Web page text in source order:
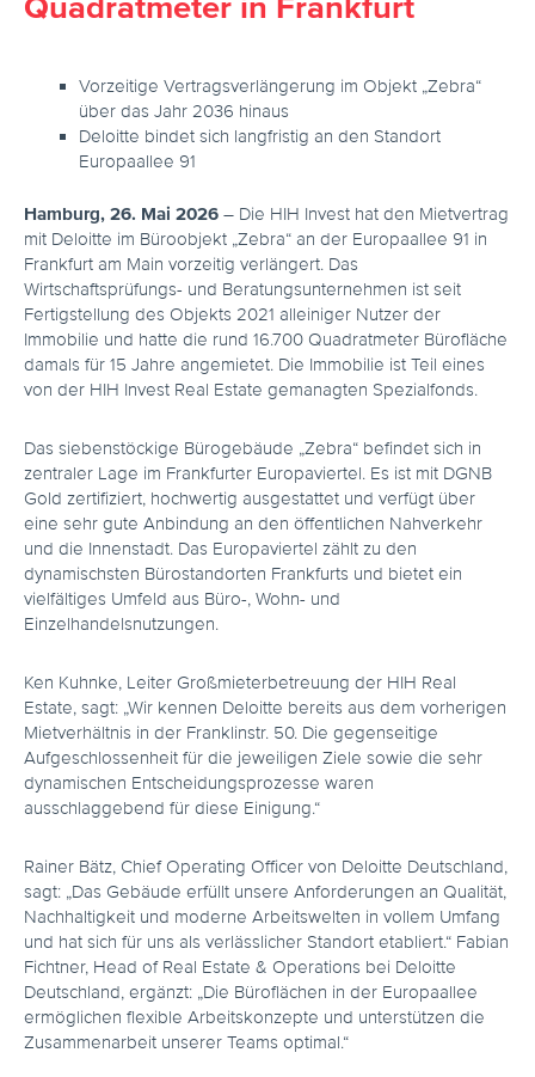
Vorzeitige Vertragsverlängerung im Objekt „Zebra“
über das Jahr 2036 hinaus
Deloitte bindet sich langfristig an den Standort
Europaallee 91
Hamburg, 26. Mai 2026 – Die HIH Invest hat den Mietvertrag
mit Deloitte im Büroobjekt „Zebra“ an der Europaallee 91 in
Frankfurt am Main vorzeitig verlängert. Das
Wirtschaftsprüfungs- und Beratungsunternehmen ist seit
Fertigstellung des Objekts 2021 alleiniger Nutzer der
Immobilie und hatte die rund 16.700 Quadratmeter Bürofläche
damals für 15 Jahre angemietet. Die Immobilie ist Teil eines
von der HIH Invest Real Estate gemanagten Spezialfonds.
Das siebenstöckige Bürogebäude „Zebra“ befindet sich in
zentraler Lage im Frankfurter Europaviertel. Es ist mit DGNB
Gold zertifiziert, hochwertig ausgestattet und verfügt über
eine sehr gute Anbindung an den öffentlichen Nahverkehr
und die Innenstadt. Das Europaviertel zählt zu den
dynamischsten Bürostandorten Frankfurts und bietet ein
vielfältiges Umfeld aus Büro-, Wohn- und
Einzelhandelsnutzungen.
Ken Kuhnke, Leiter Großmieterbetreuung der HIH Real
Estate, sagt: „Wir kennen Deloitte bereits aus dem vorherigen
Mietverhältnis in der Franklinstr. 50. Die gegenseitige
Aufgeschlossenheit für die jeweiligen Ziele sowie die sehr
dynamischen Entscheidungsprozesse waren
ausschlaggebend für diese Einigung.“
Rainer Bätz, Chief Operating Officer von Deloitte Deutschland,
sagt: „Das Gebäude erfüllt unsere Anforderungen an Qualität,
Nachhaltigkeit und moderne Arbeitswelten in vollem Umfang
und hat sich für uns als verlässlicher Standort etabliert.“ Fabian
Fichtner, Head of Real Estate & Operations bei Deloitte
Deutschland, ergänzt: „Die Büroflächen in der Europaallee
ermöglichen flexible Arbeitskonzepte und unterstützen die
Zusammenarbeit unserer Teams optimal.“